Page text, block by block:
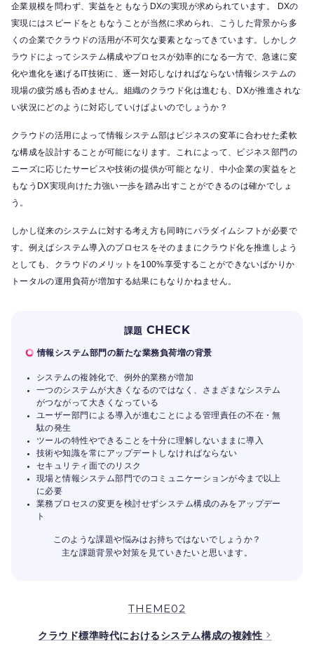
企業規模を問わず、実益をともなうDXの実現が求められています。 DXの
実現にはスピードをともなうことが当然に求められ、こうした背景から多
くの企業でクラウドの活用が不可欠な要素となってきています。しかしク
ラウドによってシステム構成やプロセスが効率的になる一方で、急速に変
化や進化を遂げるIT技術に、逐一対応しなければならない情報システムの
現場の疲労感も否めません。組織のクラウド化は進むも、DXが推進されな
い状況にどのように対応していけばよいのでしょうか？
クラウドの活用によって情報システム部はビジネスの変革に合わせた柔軟
な構成を設計することが可能になります。これによって、ビジネス部門の
ニーズに応じたサービスや技術の提供が可能となり、中小企業の実益をと
もなうDX実現向けた力強い一歩を踏み出すことができるのは確かでしょ
う。
しかし従来のシステムに対する考え方も同時にパラダイムシフトが必要で
す。例えばシステム導入のプロセスをそのままにクラウド化を推進しよう
としても、クラウドのメリットを100%享受することができないばかりか
トータルの運用負荷が増加する結果にもなりかねません。
課題 CHECK
情報システム部門の新たな業務負荷増の背景
システムの複雑化で、例外的業務が増加
一つのシステムが大きくなるのではなく、さまざまなシステム
がつながって大きくなっている
ユーザー部門による導入が進むことによる管理責任の不在・無
駄の発生
ツールの特性やできることを十分に理解しないままに導入
技術や知識を常にアップデートしなければならない
セキュリティ面でのリスク
現場と情報システム部門でのコミュニケーションが今まで以上
に必要
業務プロセスの変更を検討せずシステム構成のみをアップデー
ト
このような課題や悩みはお持ちではないでしょうか？
主な課題背景や対策を見ていきたいと思います。
THEME02
クラウド標準時代におけるシステム構成の複雑性